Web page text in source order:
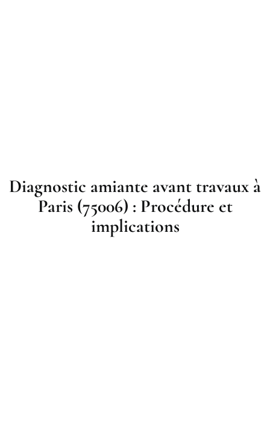
Diagnostic amiante avant travaux à
Paris (75006) : Procédure et
implications